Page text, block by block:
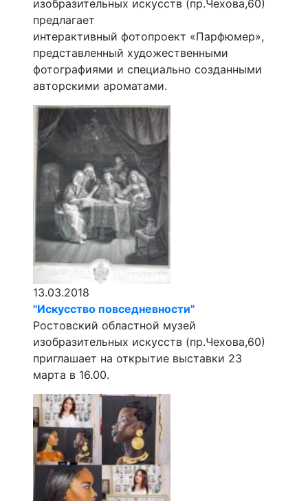
изобразительных искусств (пр.Чехова,60)
предлагает
интерактивный фотопроект «Парфюмер»,
представленный художественными
фотографиями и специально созданными
авторскими ароматами.
13.03.2018
"Искусство повседневности"
Ростовский областной музей
изобразительных искусств (пр.Чехова,60)
приглашает на открытие выставки 23
марта в 16.00.